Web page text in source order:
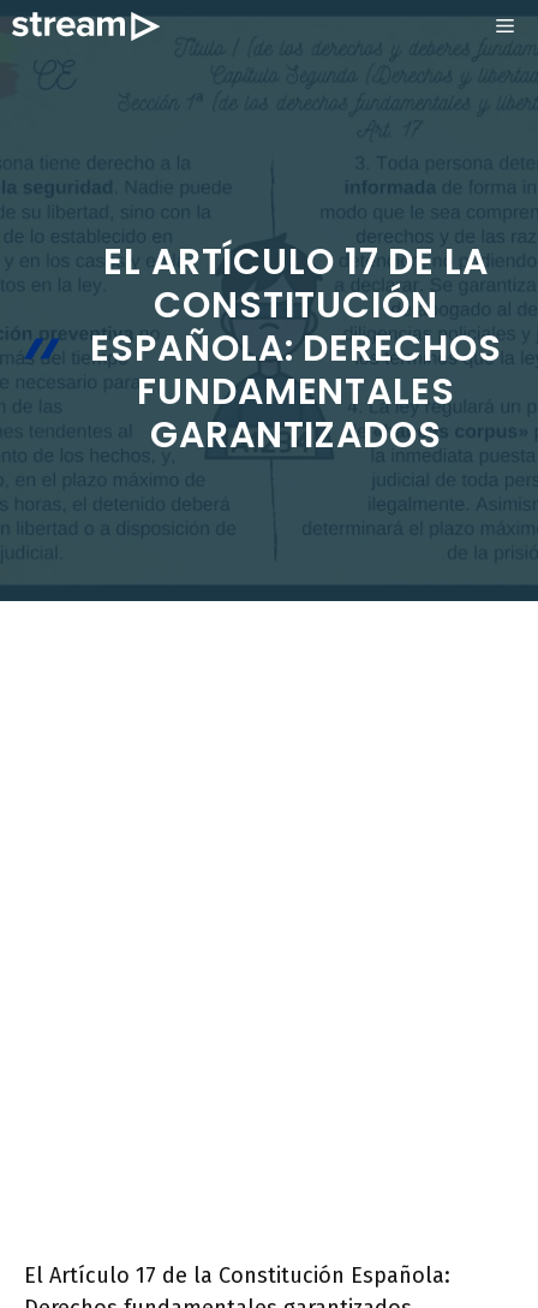
Saltar
contenido
EL ARTÍCULO 17 DE LA
CONSTITUCIÓN
ESPAÑOLA: DERECHOS
FUNDAMENTALES
GARANTIZADOS
El Artículo 17 de la Constitución Española: